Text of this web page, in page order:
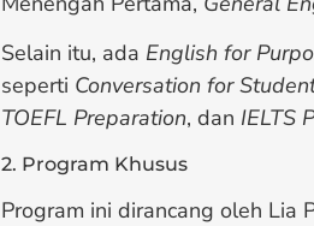
Selain itu, ada English for
seperti Conversation for
TOEFL Preparation, dan IELTS
2. Program Khusus
Program ini dirancang oleh Lia